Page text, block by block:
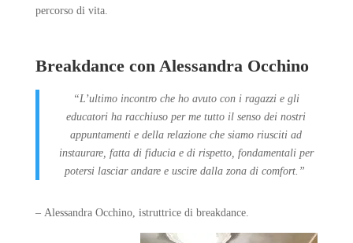
percorso di vita.
Breakdance con Alessandra Occhino
“L’ultimo incontro che ho avuto con i ragazzi e gli
educatori ha racchiuso per me tutto il senso dei nostri
appuntamenti e della relazione che siamo riusciti ad
instaurare, fatta di fiducia e di rispetto, fondamentali per
potersi lasciar andare e uscire dalla zona di comfort.”
– Alessandra Occhino, istruttrice di breakdance.